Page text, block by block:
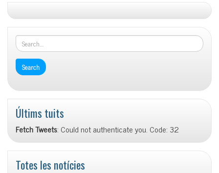
Últims tuits
Fetch Tweets: Could not authenticate you. Code: 32
Totes les notícies